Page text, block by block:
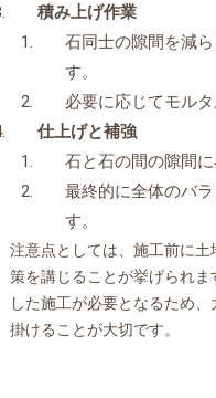
積み上げ作業
石同士の隙間を減
す。
必要に応じてモル
仕上げと補強
石と石の間の隙間
最終的に全体のバ
す。
注意点としては、施工前に
策を講じることが挙げられ
した施工が必要となるため
掛けることが大切です。